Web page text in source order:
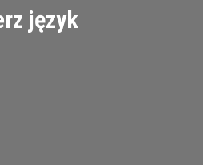
język